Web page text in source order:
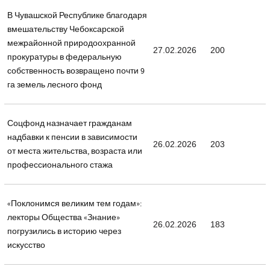
В Чувашской Республике благодаря
вмешательству Чебоксарской
межрайонной природоохранной
прокуратуры в федеральную
собственность возвращено почти 9
га земель лесного фонд
27.02.2026 200
Соцфонд назначает гражданам
надбавки к пенсии в зависимости
от места жительства, возраста или
профессионального стажа
26.02.2026 203
«Поклонимся великим тем годам»:
лекторы Общества «Знание»
погрузились в историю через
искусство
26.02.2026 183